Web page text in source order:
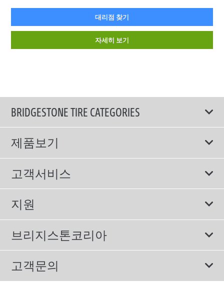
대리점 찾기
자세히 보기
BRIDGESTONE TIRE CATEGORIES
제품보기
모두
스포츠 타이어
컴포트 타이어
친환경 타이어
SUV/RV 타이어
겨울용 타이어
고객서비스
보증서비스
에너지소비효율등급제도
지원
이용약관
개인정보처리방침
브리지스톤코리아
회사소개
올림픽활동
고객문의